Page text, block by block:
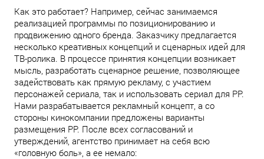
Как это работает? Например, сейчас занимаемся
реализацией программы по позиционированию и
продвижению одного бренда. Заказчику предлагается
несколько креативных концепций и сценарных идей для
ТВ-ролика. В процессе принятия концепции возникает
мысль, разработать сценарное решение, позволяющее
задействовать как прямую рекламу, с участием
персонажей сериала, так и использовать сериал для PP.
Нами разрабатывается рекламный концепт, а со
стороны кинокомпании предложены варианты
размещения PP. После всех согласований и
утверждений, агентство принимает на себя всю
«головную боль», а ее немало: